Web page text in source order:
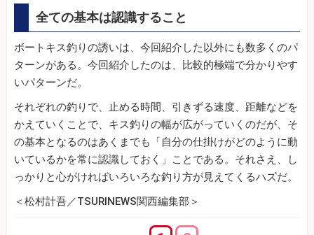
全ての基本は認識すること
ボートキス釣りの誘いは、今回紹介した以外にも数多くのパ
ターンがある。今回紹介したのは、比較的極端で分かりやす
いパターンだ。
それぞれの釣りで、止める時間、引きずる速度、距離などを
かえていくことで、キス釣りの幅が広がっていくのだが、そ
の基本となるのはあくまでも「自分の仕掛けがどのように動
いているかを常に認識しておく」ことである。それさえ、し
っかりと心がければいろいろな釣り方が見えてくるハズだ。
＜松村計吾／TSURINEWS関西編集部＞